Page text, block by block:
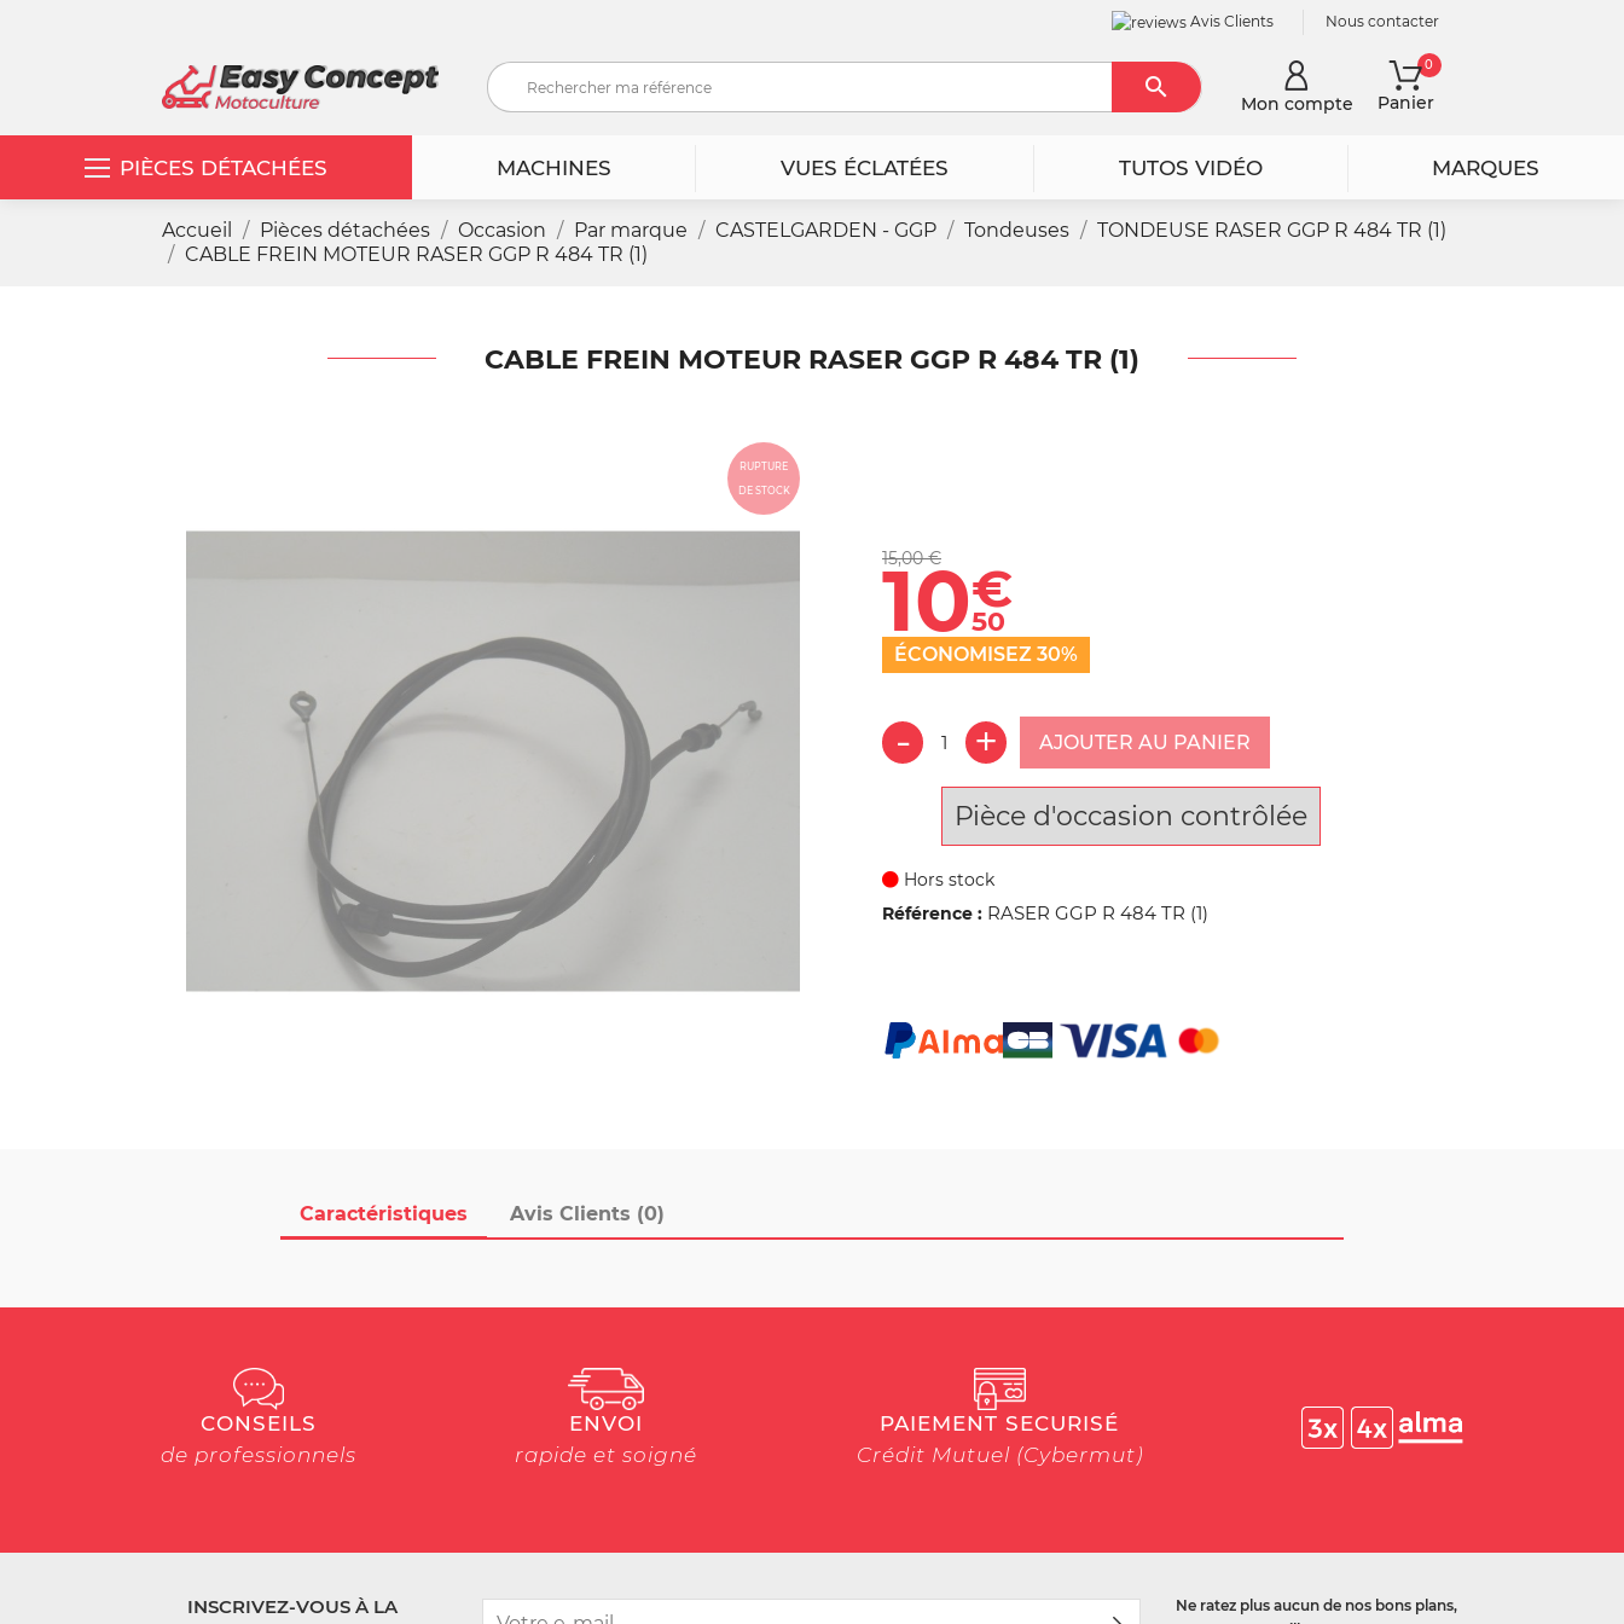
Avis Clients Nous contacter
RechercherMon compte Panier
0
PIÈCES DÉTACHÉES MACHINES VUES ÉCLATÉES TUTOS VIDÉO MARQUES
Accueil Pièces détachées Occasion Par marque CASTELGARDEN - GGP Tondeuses
TONDEUSE RASER GGP R 484 TR (1)
CABLE FREIN MOTEUR RASER GGP R 484 TR (1)
CABLE FREIN MOTEUR RASER GGP R 484 TR (1)
RUPTURE
DE STOCK
Caractéristiques Avis Clients (0)
15,00 €
10€
50
ÉCONOMISEZ 30%
AJOUTER AU PANIER
Pièce d'occasion contrôlée
Hors stock
Référence : RASER GGP R 484 TR (1)
CONSEILS
de professionnels
ENVOI
rapide et soigné
PAIEMENT SECURISÉ
Crédit Mutuel (Cybermut)
INSCRIVEZ-VOUS À LA
Ne ratez plus aucun de nos bons plans,